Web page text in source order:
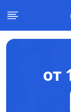
от